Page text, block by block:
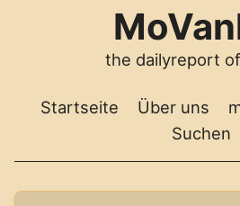
the dailyreport
Startseite Über uns
Suchen